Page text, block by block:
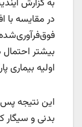
به گزارش
در مقایسه با
بیشتر
اولیه بیماری
این نتیجه پس
بدنی و